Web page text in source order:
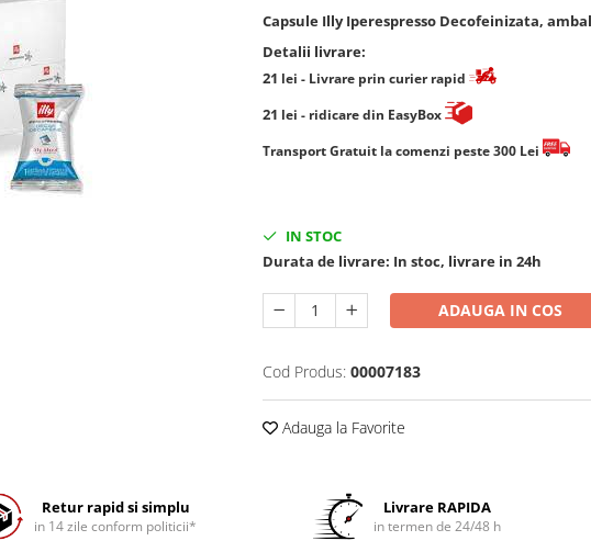
Capsule Illy Iperespresso Decofeinizata,
Detalii livrare:
21 lei - Livrare prin curier rapid
21 lei - ridicare din EasyBox
​​​​​​Transport Gratuit la comenzi peste 300 Lei
IN STOC
Durata de livrare: In stoc, livrare in 24h
ADAUGA IN COS
Cod Produs: 00007183
Adauga la Favorite
Retur rapid si simplu
in 14 zile conform politicii*
Livrare RAPIDA
in termen de 24/48 h